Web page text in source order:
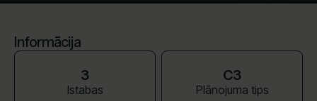
Informācija
3
Istabas
C3
Plānojuma tips